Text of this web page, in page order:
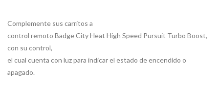
Complemente sus carritos a
control remoto Badge City Heat High Speed Pursuit Turbo Boost,
con su control,
el cual cuenta con luz para indicar el estado de encendido o
apagado.